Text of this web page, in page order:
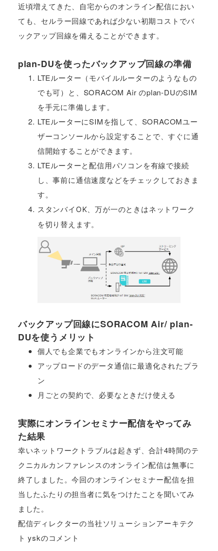
近頃増えてきた、自宅からのオンライン配信におい
ても、セルラー回線であれば少ない初期コストでバ
ックアップ回線を備えることができます。
plan-DUを使ったバックアップ回線の準備
LTEルーター（モバイルルーターのようなもの
でも可）と、SORACOM Air のplan-DUのSIM
を手元に準備します。
LTEルーターにSIMを指して、SORACOMユー
ザーコンソールから設定することで、すぐに通
信開始することができます。
LTEルーターと配信用パソコンを有線で接続
し、事前に通信速度などをチェックしておきま
す。
スタンバイOK、万が一のときはネットワーク
を切り替えます。
バックアップ回線にSORACOM Air/ plan-
DUを使うメリット
個人でも企業でもオンラインから注文可能
アップロードのデータ通信に最適化されたプラ
ン
月ごとの契約で、必要なときだけ使える
実際にオンラインセミナー配信をやってみ
た結果
幸いネットワークトラブルは起きず、合計4時間のテ
クニカルカンファレンスのオンライン配信は無事に
終了しました。今回のオンラインセミナー配信を担
当したふたりの担当者に気をつけたことを聞いてみ
ました。
配信ディレクターの当社ソリューションアーキテク
ト yskのコメント